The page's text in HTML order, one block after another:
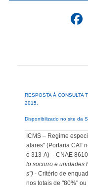
RESPOSTA À CONSULTA
2015.
Disponibilizado no site da
ICMS – Regime
alares" (Portaria CAT
o 313-A) – CNAE
to socorro e unidades
s") - Critério de
nos totais de "80%"